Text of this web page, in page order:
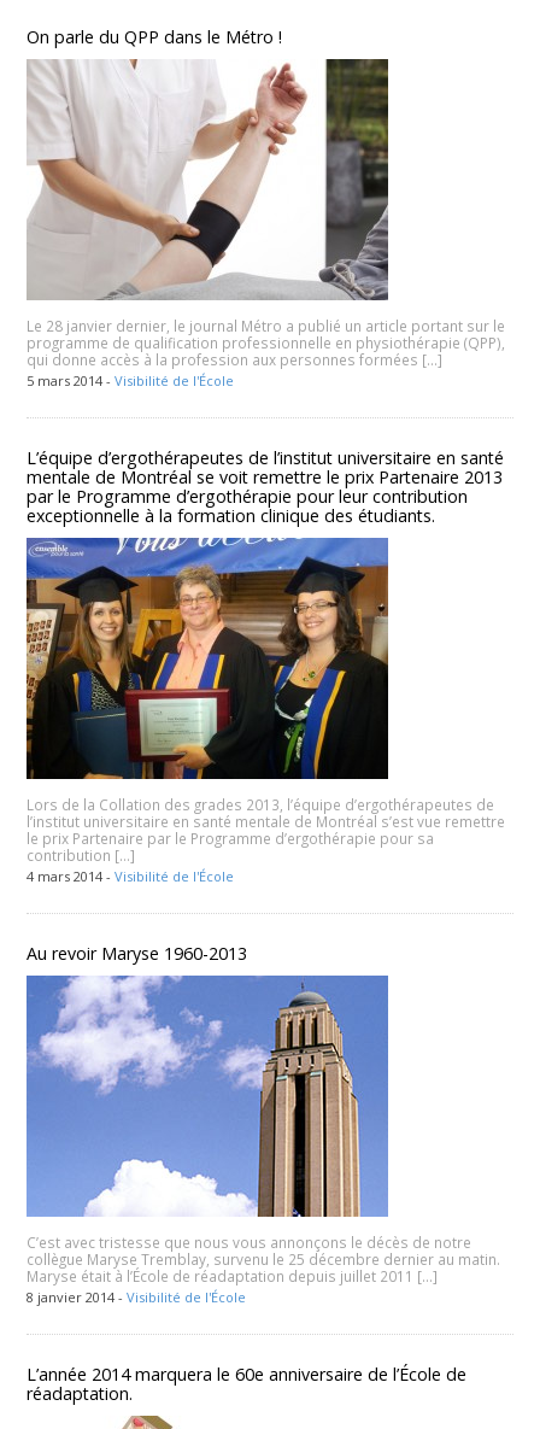
On parle du QPP dans le Métro !
Le 28 janvier dernier, le journal Métro a publié un article portant sur le
programme de qualification professionnelle en physiothérapie (QPP),
qui donne accès à la profession aux personnes formées […]
5 mars 2014 -Visibilité de l'École
L’équipe d’ergothérapeutes de l’institut universitaire en santé
mentale de Montréal se voit remettre le prix Partenaire 2013
par le Programme d’ergothérapie pour leur contribution
exceptionnelle à la formation clinique des étudiants.
Lors de la Collation des grades 2013, l’équipe d’ergothérapeutes de
l’institut universitaire en santé mentale de Montréal s’est vue remettre
le prix Partenaire par le Programme d’ergothérapie pour sa
contribution […]
4 mars 2014 -Visibilité de l'École
Au revoir Maryse 1960-2013
C’est avec tristesse que nous vous annonçons le décès de notre
collègue Maryse Tremblay, survenu le 25 décembre dernier au matin.
Maryse était à l’École de réadaptation depuis juillet 2011 […]
8 janvier 2014 -Visibilité de l'École
L’année 2014 marquera le 60e anniversaire de l’École de
réadaptation.